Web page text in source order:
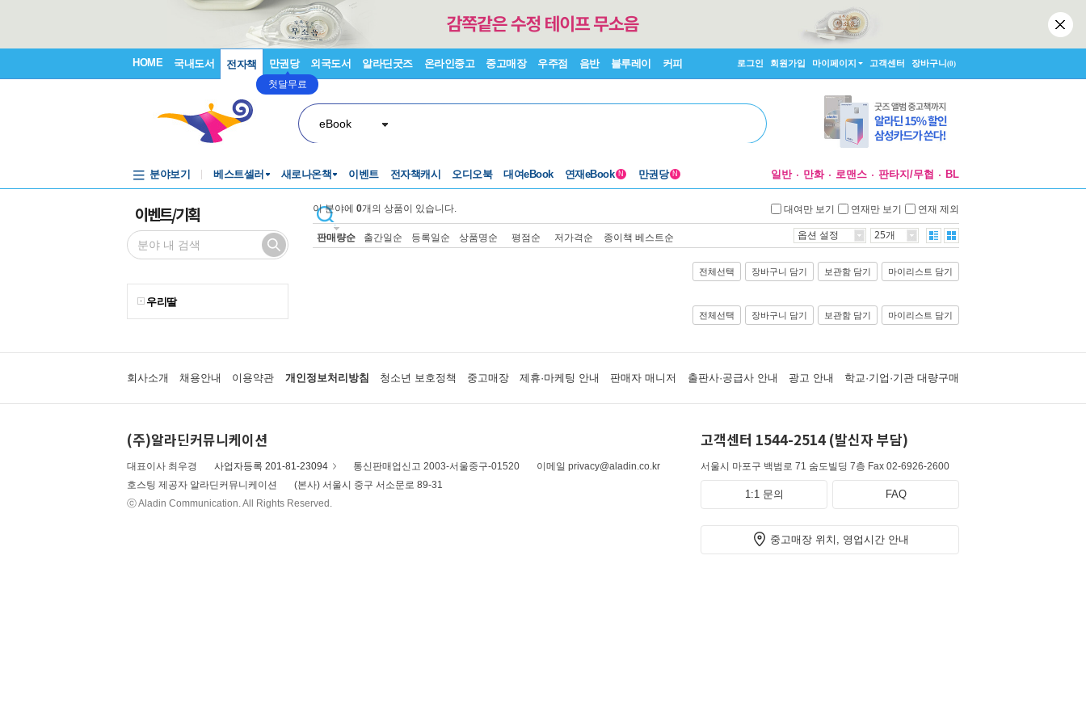
HOME 국내도서 전자책 만권당
첫달무료
외국도서 알라딘굿즈 온라인중고 중고매장 우주점 음반 블루레이 커피 로그인 회원가입 마이페이지 고객센터 장바구니(0)
eBook
분야보기 베스트셀러 새로나온책 이벤트 전자책캐시 오디오북 대여eBook 연재eBook N 만권당 N 일반 만화 로맨스 판타지/무협 BL
이벤트/기획
우리딸
이 분야에 0개의 상품이 있습니다. 대여만 보기 연재만 보기 연재 제외
판매량순 출간일순 등록일순 상품명순 평점순 저가격순 종이책 베스트순 옵션 설정 25개
전체선택 장바구니 담기 보관함 담기 마이리스트 담기
전체선택 장바구니 담기 보관함 담기 마이리스트 담기
회사소개 채용안내 이용약관 개인정보처리방침 청소년 보호정책 중고매장 제휴·마케팅 안내 판매자 매니저 출판사·공급사 안내 광고 안내 학교·기업·기관 대량구매
(주)알라딘커뮤니케이션
대표이사 최우경 사업자등록 201-81-23094 통신판매업신고 2003-서울중구-01520
이메일 privacy@aladin.co.kr
호스팅 제공자 알라딘커뮤니케이션
(본사) 서울시 중구 서소문로 89-31
ⓒ Aladin Communication. All Rights Reserved.
고객센터 1544-2514 (발신자 부담)
서울시 마포구 백범로 71 숨도빌딩 7층 Fax 02-6926-2600
1:1 문의 FAQ
중고매장 위치, 영업시간 안내